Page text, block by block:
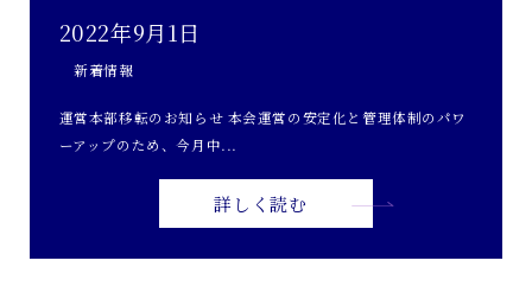
2022年9月1日
新着情報
運営本部移転のお知らせ 本会運営の安定化と管理体制のパワ
ーアップのため、今月中...
詳しく読む